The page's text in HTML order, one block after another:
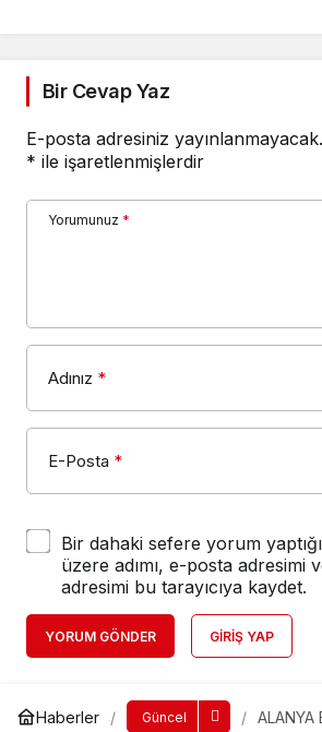
Bir Cevap Yaz
E-posta adresiniz yayınlanmayacak.
* ile işaretlenmişlerdir
Yorumunuz *
Adınız *
E-Posta *
Bir dahaki sefere yorum
üzere adımı, e-posta adresimi
adresimi bu tarayıcıya kaydet.
YORUM GÖNDER GIRIŞ YAP
Haberler Güncel
ALANYA